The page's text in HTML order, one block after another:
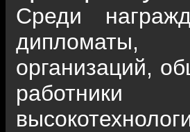
Среди
дипломаты,
организаций,
работники